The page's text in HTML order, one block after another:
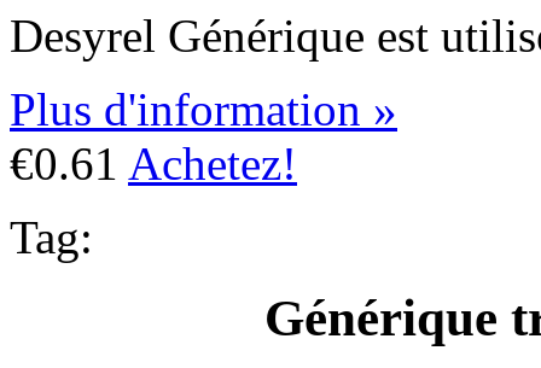
Desyrel Générique est
Plus d'information »
€0.61 Achetez!
Tag:
Générique